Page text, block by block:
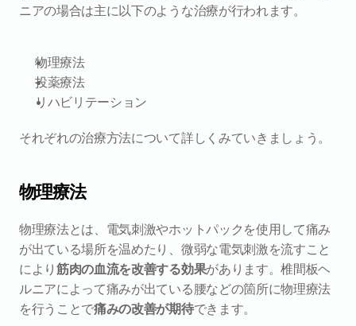
ニアの場合は主に以下のような治療が行われます。
物理療法
投薬療法
リハビリテーション
それぞれの治療方法について詳しくみていきましょう。
物理療法
物理療法とは、電気刺激やホットパックを使用して痛み
が出ている場所を温めたり、微弱な電気刺激を流すこと
により筋肉の血流を改善する効果があります。椎間板ヘ
ルニアによって痛みが出ている腰などの箇所に物理療法
を行うことで痛みの改善が期待できます。